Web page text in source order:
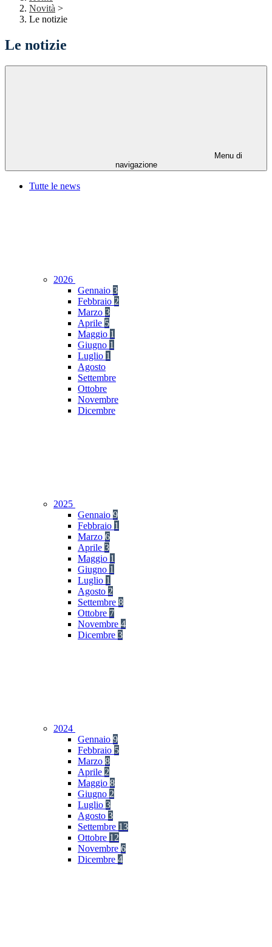
Novità >
Le notizie
Le notizie
Menu di
navigazione
Tutte le news
2026
Gennaio 3
Febbraio 2
Marzo 3
Aprile 5
Maggio 1
Giugno 1
Luglio 1
Agosto
Settembre
Ottobre
Novembre
Dicembre
2025
Gennaio 9
Febbraio 1
Marzo 6
Aprile 3
Maggio 1
Giugno 1
Luglio 1
Agosto 2
Settembre 8
Ottobre 7
Novembre 4
Dicembre 3
2024
Gennaio 9
Febbraio 5
Marzo 8
Aprile 2
Maggio 8
Giugno 2
Luglio 3
Agosto 3
Settembre 13
Ottobre 12
Novembre 6
Dicembre 4